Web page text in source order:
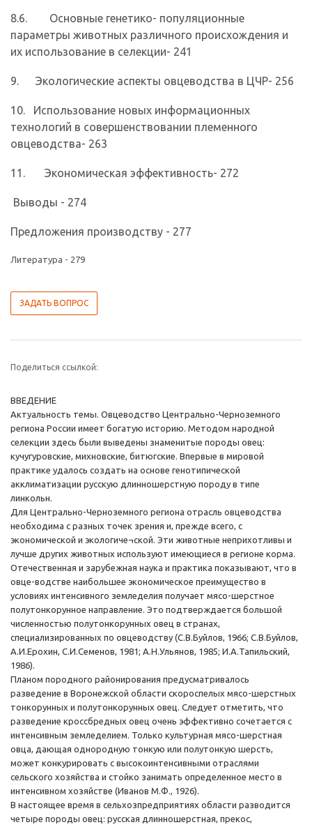
8.6. Основные генетико- популяционные
параметры животных различного происхождения и
их использование в селек­ции- 241
9. Экологические аспекты овцеводства в ЦЧР- 256
10. Использование новых информационных
технологий в совер­шенствовании племенного
овцеводства- 263
11. Экономическая эффективность- 272
Выводы - 274
Предложения производству - 277
Литература - 279
ЗАДАТЬ ВОПРОС
Поделиться ссылкой:
ВВЕДЕНИЕ
Актуальность темы. Овцеводство Центрально-Черноземного
региона России имеет богатую историю. Методом народной
селекции здесь были выведены знаменитые породы овец:
кучугуровские, михновские, битюгские. Впервые в мировой
практике удалось создать на основе генотипической
акклиматизации русскую длинношерстную породу в типе
линкольн.
Для Центрально-Черноземного региона отрасль овцеводства
необходима с разных точек зрения и, прежде всего, с
экономической и экологиче¬ской. Эти животные неприхотливы и
лучше других животных используют имеющиеся в регионе корма.
Отечественная и зарубежная наука и практика показывают, что в
овце-водстве наибольшее экономическое преимущество в
условиях интенсивного земледелия получает мясо-шерстное
полутонкорунное направление. Это подтверждается большой
численностью полутонкорунных овец в странах,
специализированных по овцеводству (С.В.Буйлов, 1966; С.В.Буйлов,
А.И.Ерохин, С.И.Семенов, 1981; А.Н.Ульянов, 1985; И.А.Тапильский,
1986).
Планом породного районирования предусматривалось
разведение в Воронежской области скороспелых мясо-шерстных
тонкорунных и полутонкорунных овец. Следует отметить, что
разведение кроссбредных овец очень эффективно сочетается с
интенсивным земледелием. Только культурная мясо-шерстная
овца, дающая однородную тонкую или полутонкую шерсть,
может конкурировать с высокоинтенсивными отраслями
сельского хозяйства и стойко занимать определенное место в
интенсивном хозяйстве (Иванов М.Ф., 1926).
В настоящее время в сельхозпредприятиях области разводится
четыре породы овец: русская длинношерстная, прекос,